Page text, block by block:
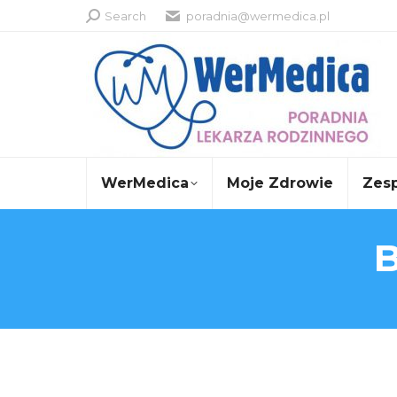
Szukaj:Search poradnia@wermedica.pl
WerMedica Moje Zdrowie